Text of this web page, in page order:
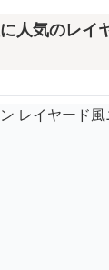
人気のレイ